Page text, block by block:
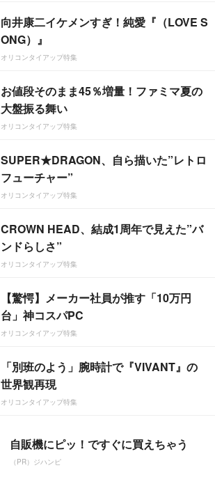
向井康二イケメンすぎ！純愛『（LOVE S
ONG）』
オリコンタイアップ特集
お値段そのまま45％増量！ファミマ夏の
大盤振る舞い
オリコンタイアップ特集
SUPER★DRAGON、自ら描いた”レトロ
フューチャー”
オリコンタイアップ特集
CROWN HEAD、結成1周年で見えた”バ
ンドらしさ”
オリコンタイアップ特集
【驚愕】メーカー社員が推す「10万円
台」神コスパPC
オリコンタイアップ特集
「別班のよう」腕時計で『VIVANT』の
世界観再現
オリコンタイアップ特集
自販機にピッ！ですぐに買えちゃう
（PR）ジハンピ